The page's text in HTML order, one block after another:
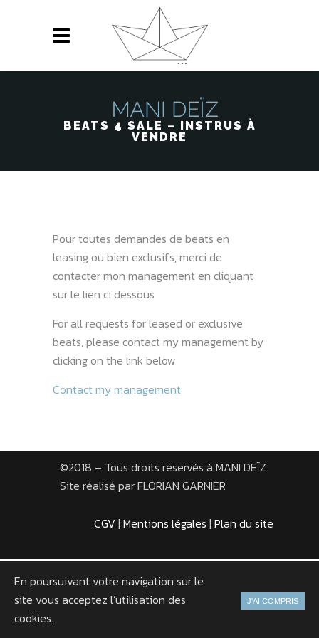
BEATS 4 SALE – INSTRUS À
VENDRE
Pour toutes demandes de beats en
leasing ou bien exclusifs, merci de
contacter mon management en cliquant
sur le lien ci dessous
For all requests for leased or exclusive
beats, please contact my management by
clicking on the link below
Contact my management
©2018 – Tous droits réservés à MANI DEÏZ
Site réalisé parFLORIAN GARNIER
CGV | Mentions légales | Plan du site
En poursuivant votre navigation sur le
site vous acceptez l’utilisation des
cookies.
J'AI COMPRIS